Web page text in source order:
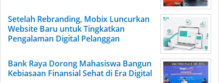
Setelah Rebranding, Mobix Luncurkan
Website Baru untuk Tingkatkan
Pengalaman Digital Pelanggan
Bank Raya Dorong Mahasiswa Bangun
Kebiasaan Finansial Sehat di Era Digital